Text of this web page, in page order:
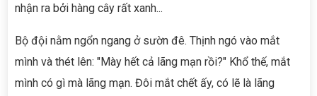
nhận ra bởi hàng cây rất xanh...
Bộ đội nằm ngổn ngang ở sườn đê. Thịnh ngó vào mắt
mình và thét lên: "Mày hết cả lãng mạn rồi?" Khổ thế, mắt
mình có gì mà lãng mạn. Đôi mắt chết ấy, có lẽ là lãng